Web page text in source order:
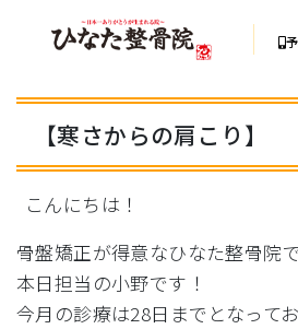
【寒さからの肩こり】
こんにちは！
骨盤矯正が得意なひなた整骨院
本日担当の小野です！
今月の診療は28日までとなって